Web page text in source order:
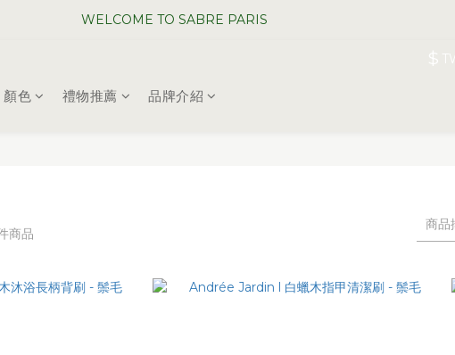
WELCOME TO SABRE PARIS
WELCOME TO SABRE PARIS
WELCOME TO SABRE PARIS
$
顏色 禮物推薦 品牌介紹
商品
商品